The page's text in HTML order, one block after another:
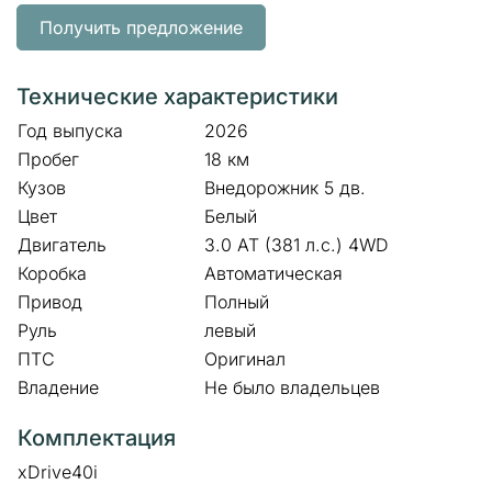
Получить предложение
Технические характеристики
Год выпуска
2026
Пробег
18 км
Кузов
Внедорожник 5 дв.
Цвет
Белый
Двигатель
3.0 AT (381 л.с.) 4WD
Коробка
Автоматическая
Привод
Полный
Руль
левый
ПТС
Оригинал
Владение
Не было владельцев
Комплектация
xDrive40i